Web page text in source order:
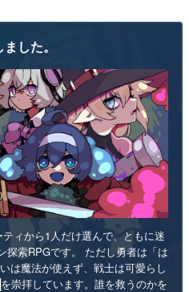
した。
ィから1人だけ選んで、ともに迷
探索RPGです。 ただし勇者は「は
は魔法が使えず、戦士は可愛らし
崇拝しています。誰を救うのかを